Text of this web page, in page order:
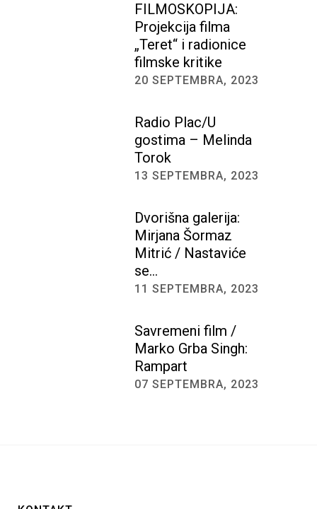
FILMOSKOPIJA:
Projekcija filma
„Teret“ i radionice
filmske kritike
20 SEPTEMBRA, 2023
Radio Plac/U
gostima – Melinda
Torok
13 SEPTEMBRA, 2023
Dvorišna galerija:
Mirjana Šormaz
Mitrić / Nastaviće
se…
11 SEPTEMBRA, 2023
Savremeni film /
Marko Grba Singh:
Rampart
07 SEPTEMBRA, 2023